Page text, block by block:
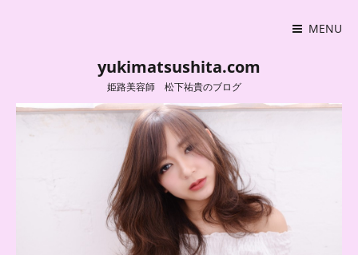
MENU
yukimatsushita.com
姫路美容師 松下祐貴のブログ